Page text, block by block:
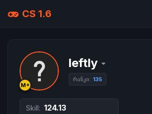
CS 1.6
M+
leftly
რანკი: 135
Skill: 124.13